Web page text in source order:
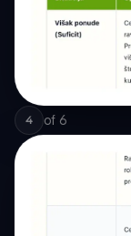
4 of 6